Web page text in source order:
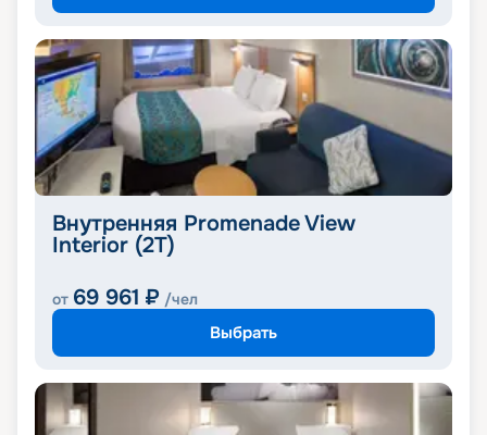
Внутренняя Promenade View
Interior (2T)
от 69 961 ₽ /чел
Выбрать